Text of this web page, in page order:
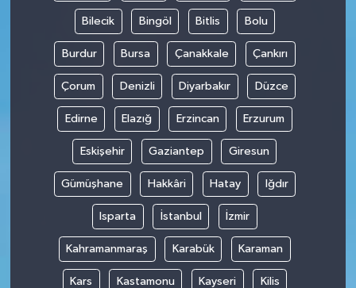
Bilecik Bingöl Bitlis Bolu
Burdur Bursa Çanakkale Çankırı
Çorum Denizli Diyarbakır Düzce
Edirne Elazığ Erzincan Erzurum
Eskişehir Gaziantep Giresun
Gümüşhane Hakkâri Hatay Iğdır
Isparta İstanbul İzmir
Kahramanmaraş Karabük Karaman
Kars Kastamonu Kayseri Kilis